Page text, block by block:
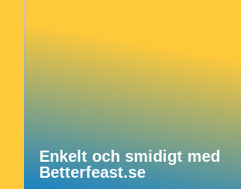
Enkelt och smidigt med
Betterfeast.se